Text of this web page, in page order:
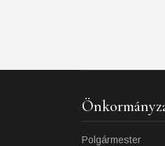
Polgármester